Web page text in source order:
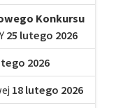
Konkursu
25 lutego 2026
2026
18 lutego 2026